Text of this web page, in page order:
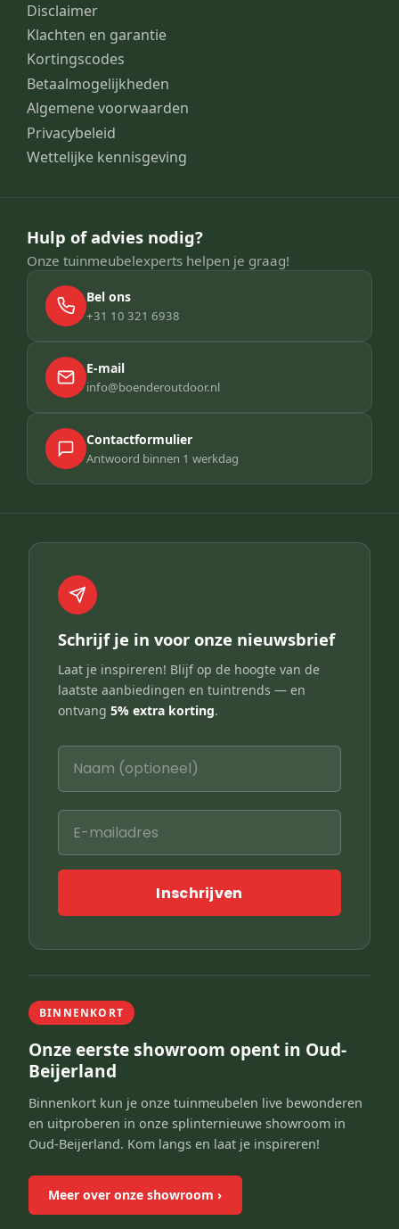
Disclaimer
Klachten en garantie
Kortingscodes
Betaalmogelijkheden
Algemene voorwaarden
Privacybeleid
Wettelijke kennisgeving
Hulp of advies nodig?
Onze tuinmeubelexperts helpen je graag!
Bel ons
+31 10 321 6938
E-mail
info@boenderoutdoor.nl
Contactformulier
Antwoord binnen 1 werkdag
Schrijf je in voor onze nieuwsbrief
Laat je inspireren! Blijf op de hoogte van de
laatste aanbiedingen en tuintrends — en
ontvang 5% extra korting.
Inschrijven
BINNENKORT
Onze eerste showroom opent in Oud-
Beijerland
Binnenkort kun je onze tuinmeubelen live bewonderen
en uitproberen in onze splinternieuwe showroom in
Oud-Beijerland. Kom langs en laat je inspireren!
Meer over onze showroom ›